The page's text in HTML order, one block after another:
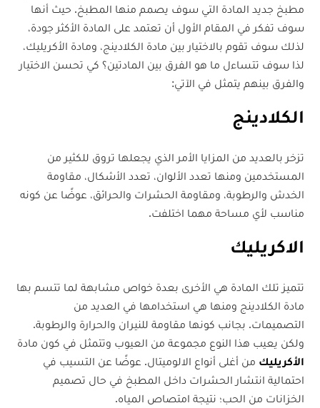
مطبخ جديد المادة التي سوف يصمم منها المطبخ. حيث أنها
سوف تفكر في المقام الأول أن تعتمد على المادة الأكثر جودة،
لذلك سوف تقوم بالاختيار بين مادة الكلادينج، ومادة الأكريليك،
لذا سوف تتساءل ما هو الفرق بين المادتين؟ كي تحسن الاختيار
والفرق بينهم يتمثل في الآتي:
الكلادينج
تزخر بالعديد من المزايا الأمر الذي يجعلها تروق للكثير من
المستخدمين ومنها تعدد الألوان، تعدد الأشكال، مقاومة
الخدش والرطوبة، ومقاومة الحشرات والحرائق، عوضًا عن كونه
مناسب لأي مساحة مهما اختلفت.
الاكريليك
تتميز تلك المادة هي الأخرى بعدة خواص مشابهة لما تتسم بها
مادة الكلادينج ومنها هي استخدامها في العديد من
التصميمات. بجانب كونها مقاومة للنيران والحرارة والرطوبة.
ولكن يعيب هذا النوع مجموعة من العيوب وتتمثل في كون مادة
الأكريليك من أغلى أنواع الالوميتال. عوضًا عن التسيب في
احتمالية انتشار الحشرات داخل المطبخ في حال تصميم
الخزانات من الحب؛ نتيجة امتصاص المياه.